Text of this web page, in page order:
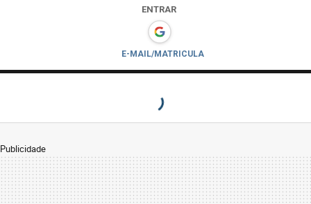
ENTRAR
E-MAIL/MATRICULA
Publicidade